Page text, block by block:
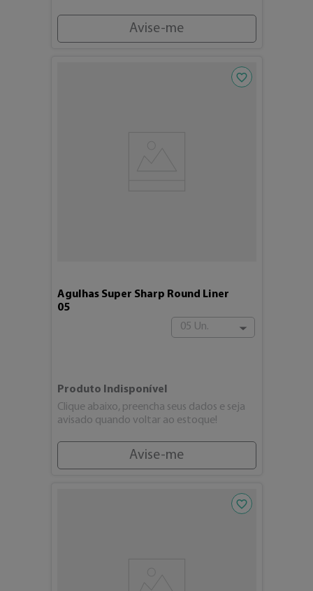
Avise-me
Adicionar aos
Agulhas Super Sharp Round Liner
05
05 Un.
Produto Indisponível
Clique abaixo, preencha seus dados e seja
avisado quando voltar ao estoque!
Avise-me
Adicionar aos